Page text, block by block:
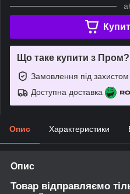
Що таке купити з Пром?
Замовлення під захистом
Доступна доставка
Опис Характеристики
Опис
Товар відправляємо